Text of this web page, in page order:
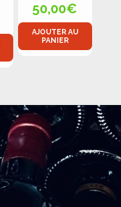
50,00€
AJOUTER AU
PANIER